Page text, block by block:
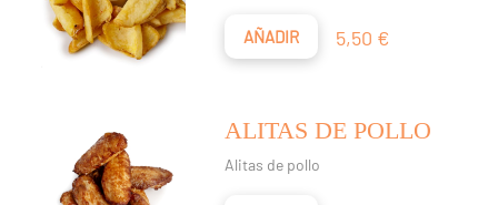
AÑADIR Precio
5,50 €
ALITAS DE POLLO
Alitas de pollo